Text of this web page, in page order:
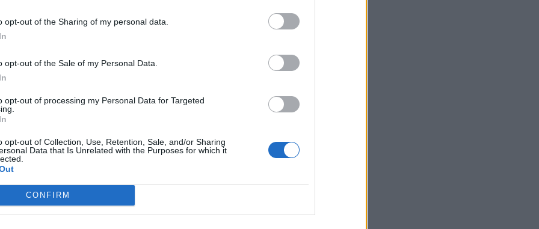
opt-out of the Sharing of my personal data.
opt-out of the Sale of my Personal Data.
opt-out of processing my Personal Data for Targeted
opt-out of Collection, Use, Retention, Sale, and/or Sharing
Data that Is Unrelated with the Purposes for which it
CONFIRM
välittömästi niin suuri
sen netistä.Yhtiön
kertoi olleensa
sillä hän ei nähnyt siinä
Tetris on edelleen